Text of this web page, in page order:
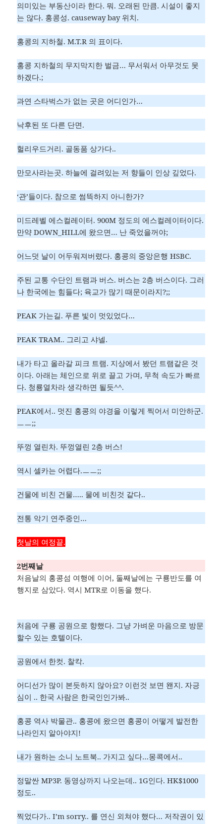
의미있는 부동산이라 한다. 뭐. 오래된 만큼. 시설이 좋지
는 않다. 홍콩성. causeway bay 위치.
홍콩의 지하철. M.T.R 의 표이다.
홍콩 지하철의 무지막지한 벌금… 무서워서 아무것도 못
하겠다.;
과연 스타벅스가 없는 곳은 어디인가…
낙후된 또 다른 단면.
헐리우드거리. 골동품 상가다..
만모사라는곳. 하늘에 걸려있는 저 향들이 인상 깊었다.
‘관’들이다. 참으로 썸뜩하지 아니한가?
미드레벨 에스컬레이터. 900M 정도의 에스컬레이터이다.
만약 DOWN_HILL에 왔으면… 난 죽었을꺼야;
어느덧 날이 어두워져버렸다. 홍콩의 중앙은행 HSBC.
주된 교통 수단인 트램과 버스. 버스는 2층 버스이다. 그러
나 한국에는 힘들다; 육교가 많기 때문이라지?;;
PEAK 가는길. 푸른 빛이 멋있었다…
PEAK TRAM.. 그리고 샤넬.
내가 타고 올라갈 피크 트램. 지상에서 봤던 트램같은 것
이다. 아래는 체인으로 위로 끌고 가며, 무척 속도가 빠르
다. 청룡열차라 생각하면 될듯^^.
PEAK에서.. 멋진 홍콩의 야경을 이렇게 찍어서 미안하군.
ㅡㅡ;;
뚜껑 열린차. 뚜껑열린 2층 버스!
역시 셀카는 어렵다.ㅡㅡ;;
건물에 비친 건물….. 물에 비친것 같다..
전통 악기 연주중인…
첫날의 여정끝.
2번째날
처음날의 홍콩섬 여행에 이어, 둘째날에는 구룡반도를 여
행지로 삼았다. 역시 MTR로 이동을 했다.
처음에 구룡 공원으로 향했다. 그냥 가벼운 마음으로 방문
할수 있는 호텔이다.
공원에서 한컷. 찰칵.
어디선가 많이 본듯하지 않아요? 이런것 보면 왠지. 자긍
심이 .. 한국 사람은 한국인인가봐..
홍콩 역사 박물관.. 홍콩에 왔으면 홍콩이 어떻게 발전한
나라인지 알아야지!
내가 원하는 소니 노트북.. 가지고 싶다…몽콕에서..
정말싼 MP3P. 동영상까지 나오는데.. 1G인다. HK$1000
정도..
찍었다가.. I’m sorry.. 를 연신 외쳐야 했다… 저작권이 있